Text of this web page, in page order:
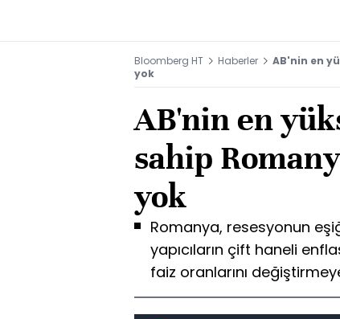
Bloomberg HT Haberler
AB'nin en
yok
AB'nin en
sahip
yok
Romanya, resesyonun
yapıcıların çift haneli
faiz oranlarını